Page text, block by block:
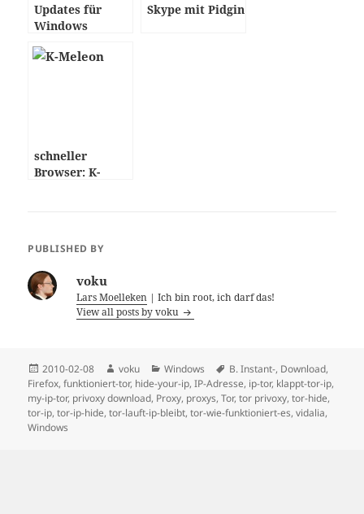
Updates für
Windows
Skype mit Pidgin
schneller
Browser: K-
PUBLISHED BY
voku
Lars Moelleken | Ich bin root, ich darf das!
View all posts by voku
Posted
on
2010-02-08 Author
voku Categories
Windows Tags
B. Instant-, Download,
Firefox,funktioniert-tor, hide-your-ip,IP-Adresse, ip-tor, klappt-tor-ip,
my-ip-tor, privoxy download, Proxy, proxys,Tor,tor privoxy,tor-hide,
tor-ip,tor-ip-hide,tor-lauft-ip-bleibt,tor-wie-funktioniert-es,vidalia,
Windows